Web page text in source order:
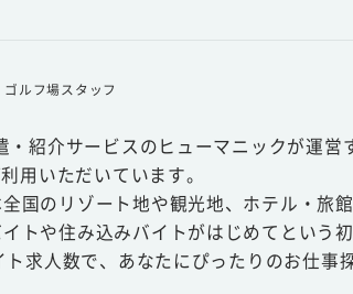
ゴルフ場スタッフ
・紹介サービスのヒューマニックが運
用いただいています。
国のリゾート地や観光地、ホテル・旅
トや住み込みバイトがはじめてとい
求人数で、あなたにぴったりのお仕事